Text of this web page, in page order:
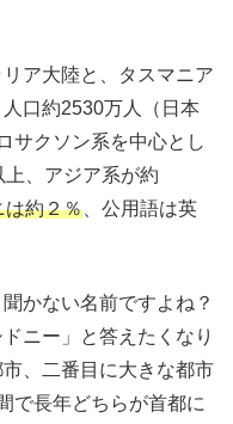
ア大陸と、タスマニア
口約2530万人（日本
サクソン系を中心とし
、アジア系が約
は約２％、公用語は英
かない名前ですよね？
ニー」と答えたくなり
、二番目に大きな都市
で長年どちらが首都に